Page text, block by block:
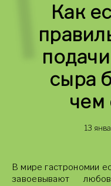
Как
сыра
чем
13
В мире гастрономии
завоевывают